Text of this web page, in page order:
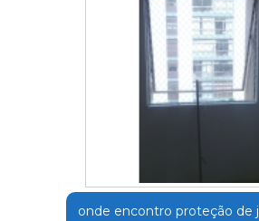
onde encontro proteção de